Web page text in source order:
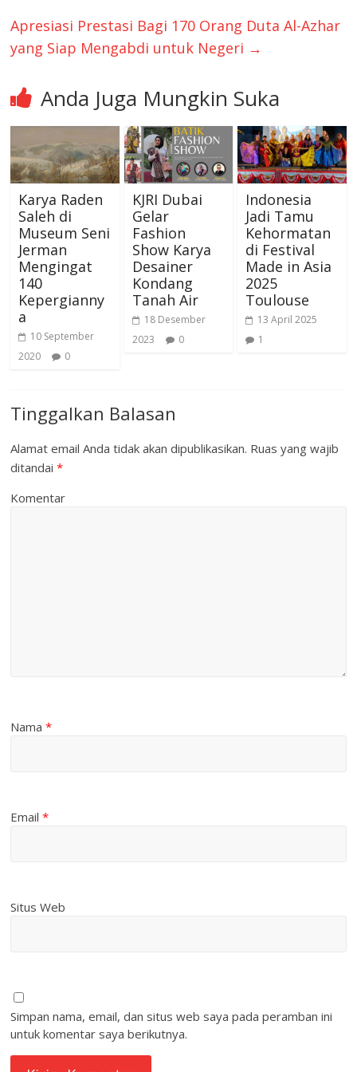
Apresiasi Prestasi Bagi 170 Orang Duta Al-Azhar
yang Siap Mengabdi untuk Negeri →
Anda Juga Mungkin Suka
Karya Raden
Saleh di
Museum Seni
Jerman
Mengingat
140
Kepergianny
a
10 September
2020
0
KJRI Dubai
Gelar
Fashion
Show Karya
Desainer
Kondang
Tanah Air
18 Desember
2023
0
Indonesia
Jadi Tamu
Kehormatan
di Festival
Made in Asia
2025
Toulouse
13 April 2025
1
Tinggalkan Balasan
Alamat email Anda tidak akan dipublikasikan. Ruas yang wajib
ditandai*
Komentar
Nama*
Email*
Situs Web
Simpan nama, email, dan situs web saya pada peramban ini
untuk komentar saya berikutnya.